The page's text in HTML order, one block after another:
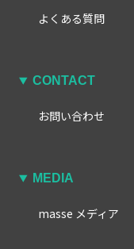
よくある質問
CONTACT
お問い合わせ
MEDIA
masse メディア